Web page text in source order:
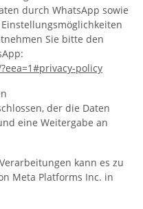
durch WhatsApp sowie
Sie bitte den
policy
der die Daten
eine Weitergabe an
kann es zu
Meta Platforms Inc. in